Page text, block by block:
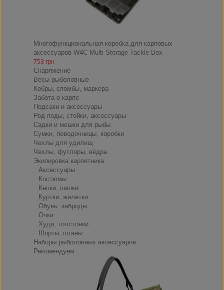
Многофункциональная коробка для карповых
аксессуаров W4C Multi Storage Tackle Box
753 грн
Снаряжение
Весы рыболовные
Кобры, спомбы, маркера
Забота о карпе
Подсаки и аксессуары
Род поды, стойки, аксессуары
Садки и мешки для рыбы
Сумки, поводочницы, коробки
Чехлы для удилищ
Чехлы, футляры, вёдра
Экипировка карпятника
Аксессуары
Костюмы
Кепки, шапки
Куртки, жилетки
Обувь, заброды
Очки
Худи, толстовки
Шорты, штаны
Наборы рыболовных аксессуаров
Рекомендуем